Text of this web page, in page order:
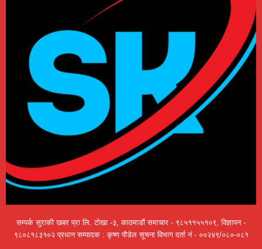
सम्पर्क सुराकी खबर प्रा लि. टोखा -३, काठमाडौं समाचार - ९८५११५५१०९, विज्ञापन -
९८०८१८३१०२ प्रधान सम्पादक : कृष्ण पौडेल सूचना विभाग दर्ता नं - ००२४९/०८०-०८१